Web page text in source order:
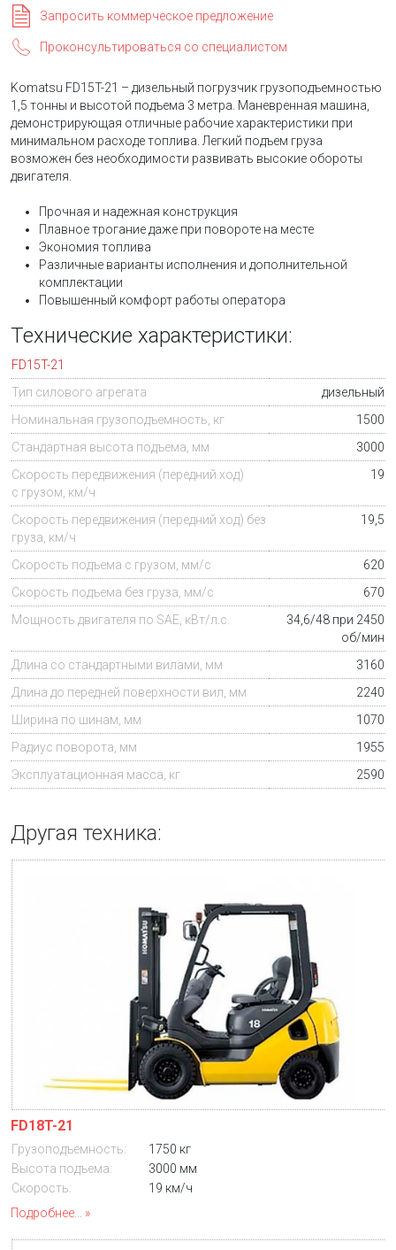
Запросить коммерческое предложение
Проконсультироваться со специалистом
Komatsu FD15T-21 – дизельный погрузчик грузоподъемностью
1,5 тонны и высотой подъема 3 метра. Маневренная машина,
демонстрирующая отличные рабочие характеристики при
минимальном расходе топлива. Легкий подъем груза
возможен без необходимости развивать высокие обороты
двигателя.
Прочная и надежная конструкция
Плавное трогание даже при повороте на месте
Экономия топлива
Различные варианты исполнения и дополнительной
комплектации
Повышенный комфорт работы оператора
Технические характеристики:
FD15T-21
Тип силового агрегата
дизельный
Номинальная грузоподъемность, кг
1500
Стандартная высота подъема, мм
3000
Скорость передвижения (передний ход)
с грузом, км/ч
19
Скорость передвижения (передний ход) без
груза, км/ч
19,5
Скорость подъема с грузом, мм/с
620
Скорость подъема без груза, мм/с
670
Мощность двигателя по SAE, кВт/л.с.
34,6/48 при 2450
об/мин
Длина со стандартными вилами, мм
3160
Длина до передней поверхности вил, мм
2240
Ширина по шинам, мм
1070
Радиус поворота, мм
1955
Эксплуатационная масса , кг 2590
Другая техника:
FD18T-21
Грузоподъемность:
1750 кг
Высота подъема:
3000 мм
Скорость:
19 км/ч
Подробнее...